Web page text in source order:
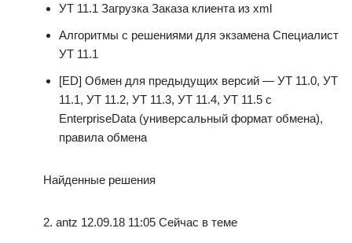
УТ 11.1 Загрузка Заказа клиента из xml
Алгоритмы с решениями для экзамена Специалист
УТ 11.1
[ED] Обмен для предыдущих версий — УТ 11.0, УТ
11.1, УТ 11.2, УТ 11.3, УТ 11.4, УТ 11.5 с
EnterpriseData (универсальный формат обмена),
правила обмена
Найденные решения
2. antz 12.09.18 11:05 Сейчас в теме